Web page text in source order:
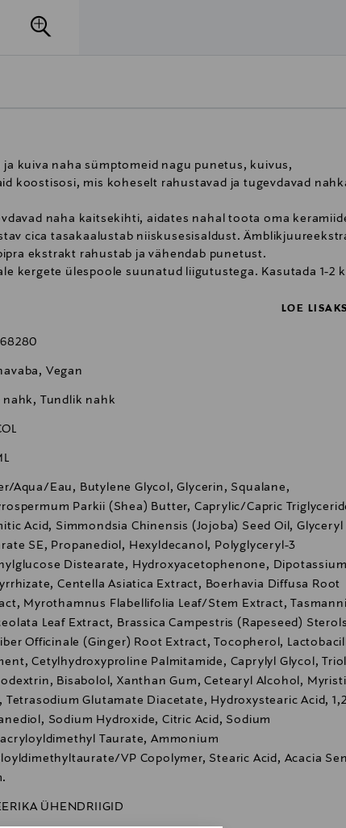
kuiva naha sümptomeid nagu punetus, kuivus,
koostisosi, mis koheselt rahustavad ja tugevdavad
naha kaitsekihti, aidates nahal toota oma
cica tasakaalustab niiskusesisaldust.
ekstrakt rahustab ja vähendab punetust.
kergete ülespoole suunatud liigutustega. Kasutada 1-2
LOE LISAKS
Vegan
nahk, Tundlik nahk
Aqua/Eau, Butylene Glycol, Glycerin, Squalane,
Parkii (Shea) Butter, Caprylic/Capric
Acid, Simmondsia Chinensis (Jojoba) Seed Oil, Glyceryl
SE, Propanediol, Hexyldecanol, Polyglyceryl-3
Distearate, Hydroxyacetophenone, Dipotassium
Centella Asiatica Extract, Boerhavia Diffusa Root
Myrothamnus Flabellifolia Leaf/Stem Extract,
Leaf Extract, Brassica Campestris (Rapeseed)
Officinale (Ginger) Root Extract, Tocopherol,
Cetylhydroxyproline Palmitamide, Caprylyl Glycol,
Bisabolol, Xanthan Gum, Cetearyl Alcohol,
Tetrasodium Glutamate Diacetate, Hydroxystearic Acid,
Sodium Hydroxide, Citric Acid, Sodium
Taurate, Ammonium
VP Copolymer, Stearic Acid, Acacia
ÜHENDRIIGID